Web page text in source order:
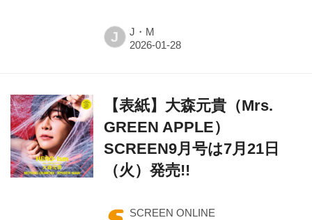
J J・M
【表紙】大森元貴（Mrs.
GREEN APPLE）
SCREEN9月号は7月21日
（火）発売!!
SCREEN ONLINE